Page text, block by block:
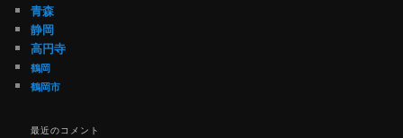
青森
静岡
高円寺
鶴岡
鶴岡市
最近のコメント